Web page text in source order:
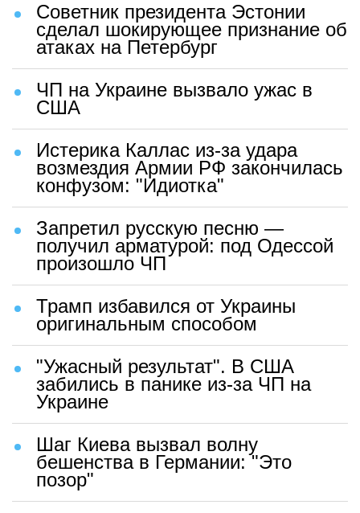
Советник президента Эстонии
сделал шокирующее признание об
атаках на Петербург
ЧП на Украине вызвало ужас в
США
Истерика Каллас из-за удара
возмездия Армии РФ закончилась
конфузом: "Идиотка"
Запретил русскую песню —
получил арматурой: под Одессой
произошло ЧП
Трамп избавился от Украины
оригинальным способом
"Ужасный результат". В США
забились в панике из-за ЧП на
Украине
Шаг Киева вызвал волну
бешенства в Германии: "Это
позор"